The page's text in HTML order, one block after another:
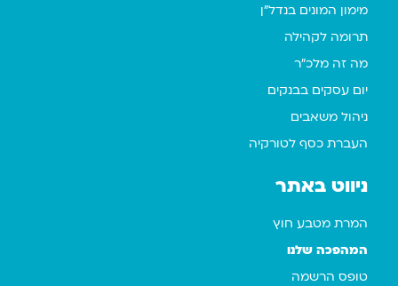
מימון המונים בנדל"ן
תרומה לקהילה
מה זה מלכ"ר
יום עסקים בבנקים
ניהול משאבים
העברת כסף לטורקיה
ניווט באתר
המרת מטבע חוץ
המהפכה שלנו
טופס הרשמה